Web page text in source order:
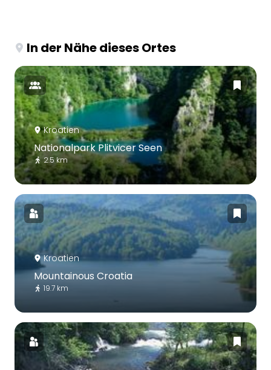
In der Nähe dieses Ortes
Kroatien
Nationalpark Plitvicer Seen
2.5 km
Kroatien
Mountainous Croatia
19.7 km